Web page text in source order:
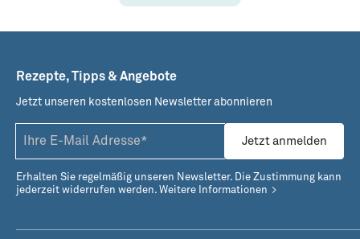
Seelachs-Gröstl mit
Spiegelei
Backfisch mit Gurken-
Radieschensalat und
Remouladensauce
Rezepte, Tipps & Angebote
Jetzt unseren kostenlosen Newsletter abonnieren
Jetzt anmelden
Erhalten Sie regelmäßig unseren Newsletter. Die Zustimmung kann
jederzeit widerrufen werden. Weitere Informationen